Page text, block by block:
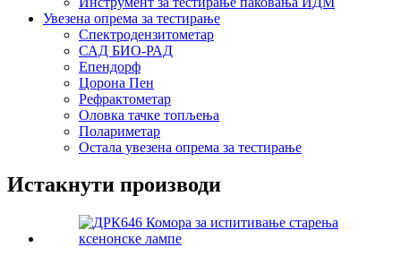
Увезена опрема за тестирање
Спектродензитометар
САД БИО-РАД
Епендорф
Цорона Пен
Рефрактометар
Оловка тачке топљења
Полариметар
Остала увезена опрема за тестирање
Истакнути производи